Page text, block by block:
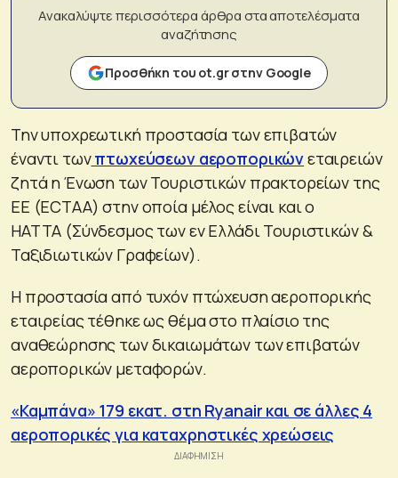
Ανακαλύψτε περισσότερα άρθρα στα αποτελέσματα
αναζήτησης
Προσθήκη του ot.gr στην Google
Την υποχρεωτική προστασία των επιβατών
έναντι τωνπτωχεύσεων αεροπορικώνεταιρειών
ζητά η Ένωση των Τουριστικών πρακτορείων της
ΕΕ (ECTAA) στην οποία μέλος είναι και ο
HATTA (Σύνδεσμος των εν Ελλάδι Τουριστικών &
Ταξιδιωτικών Γραφείων).
Η προστασία από τυχόν πτώχευση αεροπορικής
εταιρείας τέθηκε ως θέμα στο πλαίσιο της
αναθεώρησης των δικαιωμάτων των επιβατών
αεροπορικών μεταφορών.
«Καμπάνα» 179 εκατ. στη Ryanair και σε άλλες 4
αεροπορικές για καταχρηστικές χρεώσεις